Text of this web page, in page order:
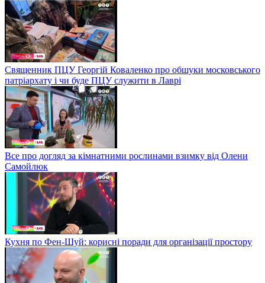
Священник ПЦУ Георгій Коваленко про обшуки московського
патріархату і чи буде ПЦУ служити в Лаврі
Все про догляд за кімнатними рослинами взимку від Олени
Самойлюк
Кухня по Фен-Шуй: корисні поради для організації простору